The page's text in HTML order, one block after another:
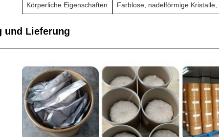
Körperliche Eigenschaften Farblose, nadelförmige
und Lieferung